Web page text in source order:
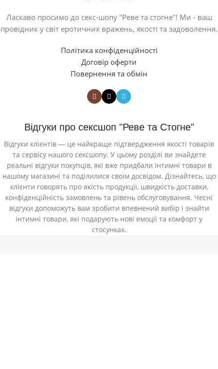
Ласкаво просимо до секс-шопу "Реве та стогне"! Ми - ваш
провідник у світ еротичних вражень, якості та задоволення.
Політика конфіденційності
Договір оферти
Повернення та обмін
Відгуки про сексшоп "Реве та Стогне"
Відгуки клієнтів — це найкраще підтвердження якості товарів
та сервісу нашого сексшопу. У цьому розділі ви знайдете
реальні відгуки покупців, які вже придбали інтимні товари в
нашому магазині та поділилися своїм досвідом. Дізнайтесь, що
клієнти говорять про якість продукції, швидкість доставки,
конфіденційність замовлень та рівень обслуговування. Чесні
відгуки допоможуть вам зробити впевнений вибір і знайти
інтимні товари, які подарують нові емоції та комфорт у
стосунках.